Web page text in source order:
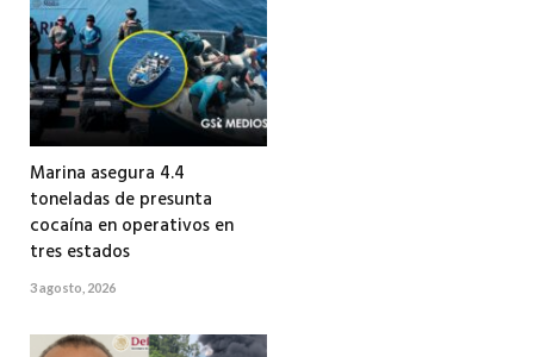
Marina asegura 4.4
toneladas de presunta
cocaína en operativos en
tres estados
3 agosto, 2026